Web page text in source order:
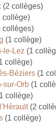
(2 collèges)
collège)
collèges)
(1 collège)
le-Lez (1
collège)
Béziers (1
sur-Orb (1
collège)
(2
(1 collège)